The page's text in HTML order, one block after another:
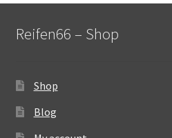
Reifen66 – Shop
Shop
Blog